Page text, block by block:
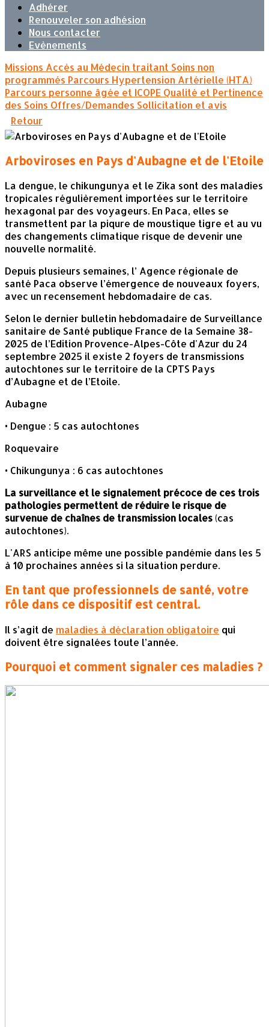
Adhérer
Renouveler son adhésion
Nous contacter
Evènements
Missions Accès au Médecin traitant Soins non
programmés Parcours Hypertension Artérielle (HTA)
Parcours personne âgée et ICOPE Qualité et Pertinence
des Soins Offres/Demandes Sollicitation et avis
Retour
Arboviroses en Pays d'Aubagne et de l'Etoile
La dengue, le chikungunya et le Zika sont des maladies
tropicales régulièrement importées sur le territoire
hexagonal par des voyageurs. En Paca, elles se
transmettent par la piqure de moustique tigre et au vu
des changements climatique risque de devenir une
nouvelle normalité.
Depuis plusieurs semaines, l’ Agence régionale de
santé Paca observe l’émergence de nouveaux foyers,
avec un recensement hebdomadaire de cas.
Selon le dernier bulletin hebdomadaire de Surveillance
sanitaire de Santé publique France de la Semaine 38-
2025 de l’Edition Provence-Alpes-Côte d'Azur du 24
septembre 2025 il existe 2 foyers de transmissions
autochtones sur le territoire de la CPTS Pays
d’Aubagne et de l’Etoile.
Aubagne
• Dengue : 5 cas autochtones
Roquevaire
• Chikungunya : 6 cas autochtones
La surveillance et le signalement précoce de ces trois
pathologies permettent de réduire le risque de
survenue de chaînes de transmission locales(cas
autochtones).
L'ARS anticipe même une possible pandémie dans les 5
à 10 prochaines années si la situation perdure.
En tant que professionnels de santé, votre
rôle dans ce dispositif est central.
Il s’agit de maladies à déclaration obligatoire qui
doivent être signalées toute l’année.
Pourquoi et comment signaler ces maladies ?